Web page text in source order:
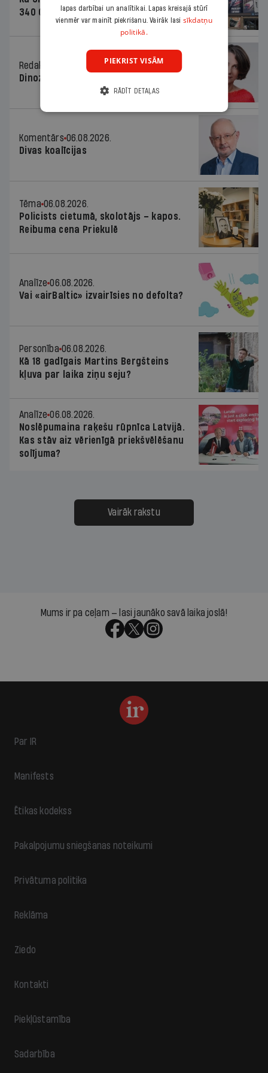
340 000 vērtu reklāmas kampaņu
Redaktores sleja
06.08.2026.
Dinozaura triks
Komentārs 06.08.2026.
Divas koalīcijas
Tēma 06.08.2026.
Policists cietumā, skolotājs – kapos.
Reibuma cena Priekulē
Analīze 06.08.2026.
Vai «airBaltic» izvairīsies no defolta?
Personība 06.08.2026.
Kā 18 gadīgais Martins Bergšteins
kļuva par laika ziņu seju?
Analīze 06.08.2026.
Noslēpumaina raķešu rūpnīca Latvijā.
Kas stāv aiz vērienīgā priekšvēlēšanu
solījuma?
Vairāk rakstu
Mums ir pa ceļam — lasi jaunāko savā laika joslā!
Par IR
Manifests
Ētikas kodekss
Pakalpojumu sniegšanas noteikumi
Privātuma politika
Reklāma
Ziedo
Kontakti
Piekļūstamība
Sadarbība
lapas darbībai un analītikai. Lapas kreisajā stūrī
vienmēr var mainīt piekrišanu. Vairāk lasi sīkdatņu
politikā.
PIEKRIST VISĀM
RĀDĪT DETAĻAS